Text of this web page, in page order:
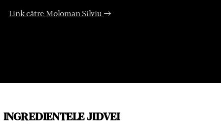
Link către Moloman Silviu
INGREDIENTELE JIDVEI